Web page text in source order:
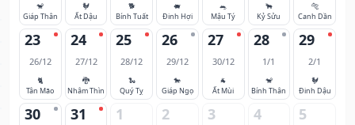
🐒
Giáp Thân
🐓
Ất Dậu
🐕
Bính Tuất
🐖
Đinh Hợi
🐀
Mậu Tý
🐂
Kỷ Sửu
🐅
Canh Dần
23
26/12
🐈
Tân Mão
24
27/12
🐉
Nhâm Thìn
25
28/12
🐍
Quý Tỵ
26
29/12
🐎
Giáp Ngọ
27
30/12
🐐
Ất Mùi
28
1/1
🐒
Bính Thân
29
2/1
🐓
Đinh Dậu
30 31 1 2 3 4 5